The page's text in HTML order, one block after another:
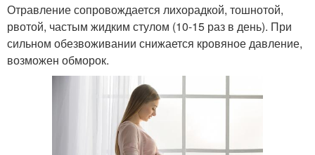
Отравление сопровождается лихорадкой, тошнотой,
рвотой, частым жидким стулом (10-15 раз в день). При
сильном обезвоживании снижается кровяное давление,
возможен обморок.